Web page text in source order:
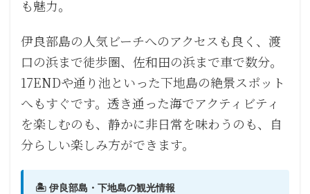
も魅力。
伊良部島の人気ビーチへのアクセスも良く、渡
口の浜まで徒歩圏、佐和田の浜まで車で数分。
17ENDや通り池といった下地島の絶景スポット
へもすぐです。透き通った海でアクティビティ
を楽しむのも、静かに非日常を味わうのも、自
分らしい楽しみ方ができます。
🏝️ 伊良部島・下地島の観光情報